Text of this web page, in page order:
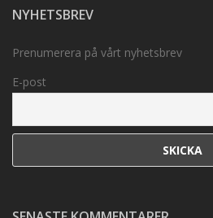
NYHETSBREV
Prenumerera på vårt nyhetsbrev
E-post